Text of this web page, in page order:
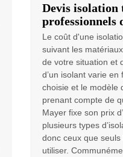
Devis isolation
professionnels
Le coût d'une
suivant les
de votre situation et
d’un isolant varie
choisie et le modèle
prenant compte de
Mayer fixe son prix
plusieurs types
donc ceux que
utiliser.